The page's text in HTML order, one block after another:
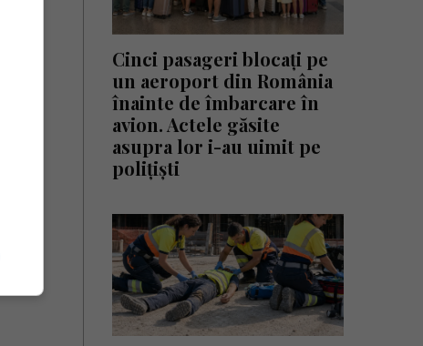
Cinci pasageri blocați pe
un aeroport din România
înainte de îmbarcare în
avion. Actele găsite
asupra lor i-au uimit pe
polițiști